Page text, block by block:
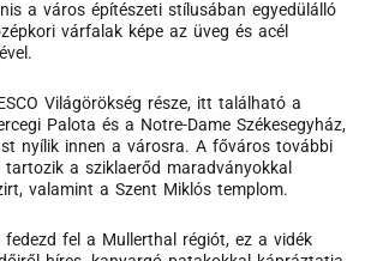
a város építészeti stílusában egyedülálló
várfalak képe az üveg és acél
Világörökség része, itt található a
Palota és a Notre-Dame Székesegyház,
nyílik innen a városra. A főváros további
tartozik a sziklaerőd maradványokkal
valamint a Szent Miklós templom.
fel a Mullerthal régiót, ez a vidék